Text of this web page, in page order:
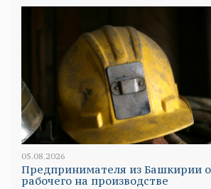
05.08.2026
Предпринимателя из Башкирии
рабочего на производстве